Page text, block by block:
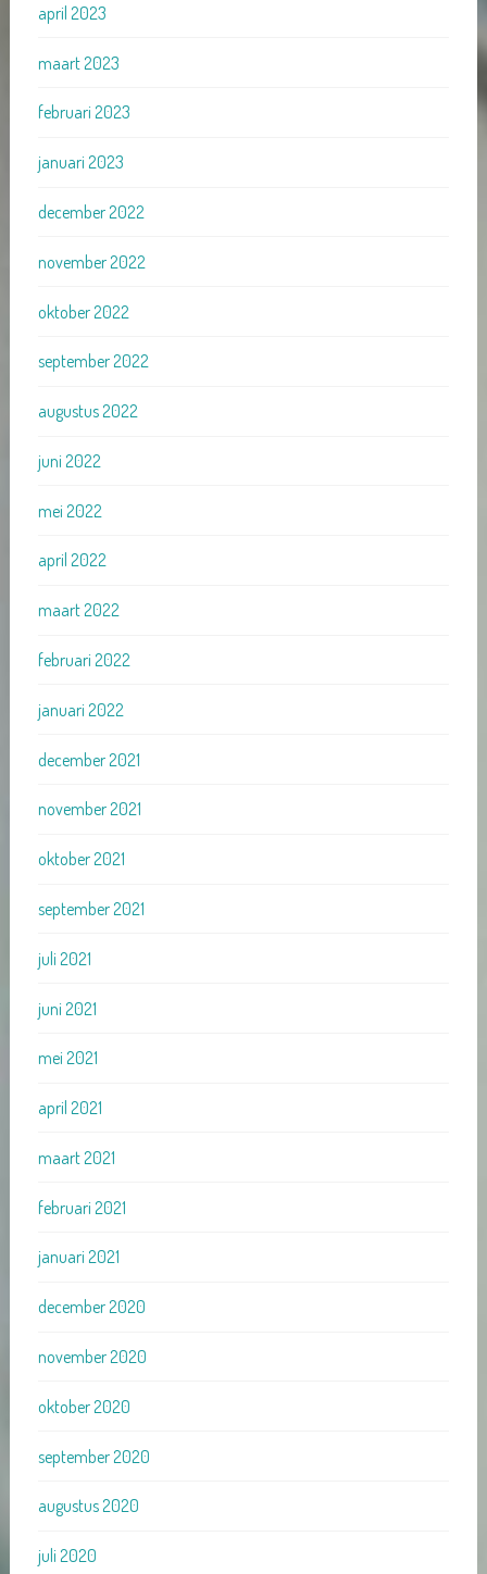
april 2023
maart 2023
februari 2023
januari 2023
december 2022
november 2022
oktober 2022
september 2022
augustus 2022
juni 2022
mei 2022
april 2022
maart 2022
februari 2022
januari 2022
december 2021
november 2021
oktober 2021
september 2021
juli 2021
juni 2021
mei 2021
april 2021
maart 2021
februari 2021
januari 2021
december 2020
november 2020
oktober 2020
september 2020
augustus 2020
juli 2020